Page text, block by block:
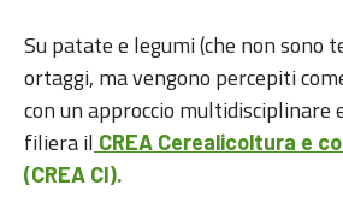
Su patate e legumi (che non sono
ortaggi, ma vengono percepiti
con un approccio multidisciplinare
filiera il CREA Cerealicoltura e
(CREA CI).